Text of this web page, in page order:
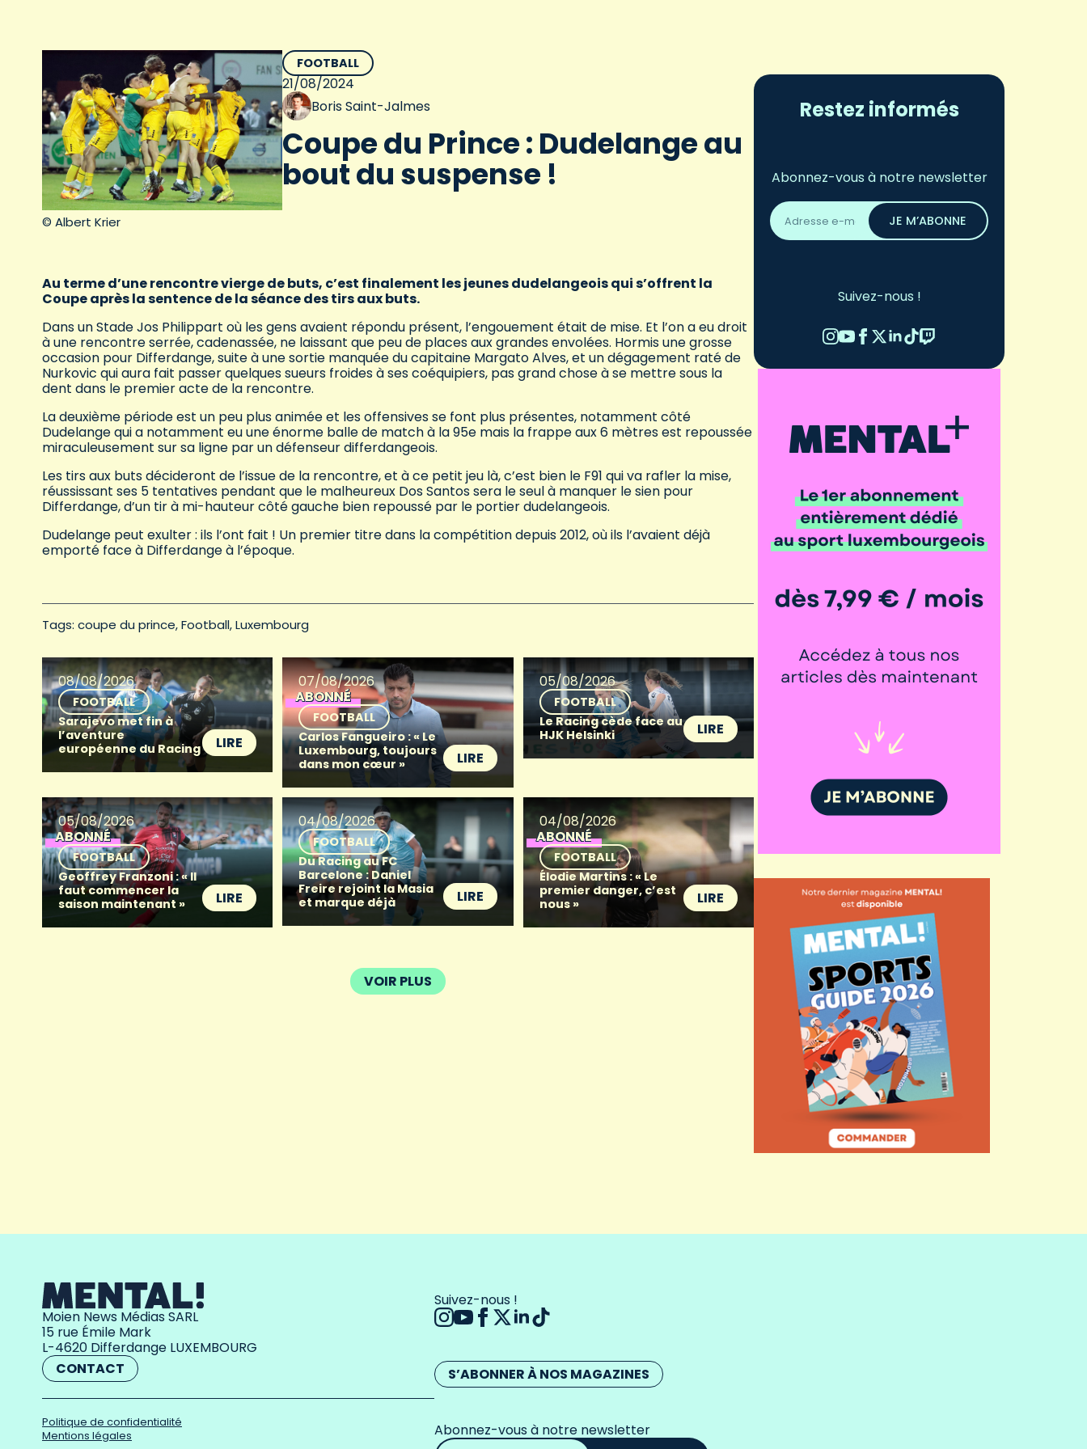
© Albert Krier
FOOTBALL
21/08/2024
Boris Saint-Jalmes
Coupe du Prince : Dudelange au
bout du suspense !
Au terme d’une rencontre vierge de buts, c’est finalement les jeunes dudelangeois qui s’offrent la
Coupe après la sentence de la séance des tirs aux buts.
Dans un Stade Jos Philippart où les gens avaient répondu présent, l’engouement était de mise. Et l’on a eu droit
à une rencontre serrée, cadenassée, ne laissant que peu de places aux grandes envolées. Hormis une grosse
occasion pour Differdange, suite à une sortie manquée du capitaine Margato Alves, et un dégagement raté de
Nurkovic qui aura fait passer quelques sueurs froides à ses coéquipiers, pas grand chose à se mettre sous la
dent dans le premier acte de la rencontre.
La deuxième période est un peu plus animée et les offensives se font plus présentes, notamment côté
Dudelange qui a notamment eu une énorme balle de match à la 95e mais la frappe aux 6 mètres est repoussée
miraculeusement sur sa ligne par un défenseur differdangeois.
Les tirs aux buts décideront de l’issue de la rencontre, et à ce petit jeu là, c’est bien le F91 qui va rafler la mise,
réussissant ses 5 tentatives pendant que le malheureux Dos Santos sera le seul à manquer le sien pour
Differdange, d’un tir à mi-hauteur côté gauche bien repoussé par le portier dudelangeois.
Dudelange peut exulter : ils l’ont fait ! Un premier titre dans la compétition depuis 2012, où ils l’avaient déjà
emporté face à Differdange à l’époque.
Tags: coupe du prince Football Luxembourg
08/08/2026
FOOTBALL
Sarajevo met fin à
l’aventure
européenne du Racing
LIRE
07/08/2026
ABONNÉ
FOOTBALL
Carlos Fangueiro : « Le
Luxembourg, toujours
dans mon cœur »
LIRE
05/08/2026
FOOTBALL
Le Racing cède face au
HJK Helsinki
LIRE
05/08/2026
ABONNÉ
FOOTBALL
Geoffrey Franzoni : « Il
faut commencer la
saison maintenant »
LIRE
04/08/2026
FOOTBALL
Du Racing au FC
Barcelone : Daniel
Freire rejoint la Masia
et marque déjà
LIRE
04/08/2026
ABONNÉ
FOOTBALL
Élodie Martins : « Le
premier danger, c’est
nous »
LIRE
VOIR PLUS
Restez informés
Abonnez-vous à notre newsletter
Adresse
email
*
JE M’ABONNE
Suivez-nous !
Moien News Médias SARL
15 rue Émile Mark
L-4620 Differdange LUXEMBOURG
CONTACT
Politique de confidentialité
Mentions légales
Suivez-nous !
S’ABONNER À NOS MAGAZINES
Abonnez-vous à notre newsletter
Adresse